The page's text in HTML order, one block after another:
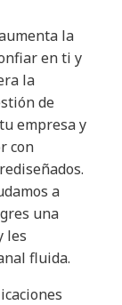
la
en ti y
la
de
empresa y
con
a
una
les
fluida.